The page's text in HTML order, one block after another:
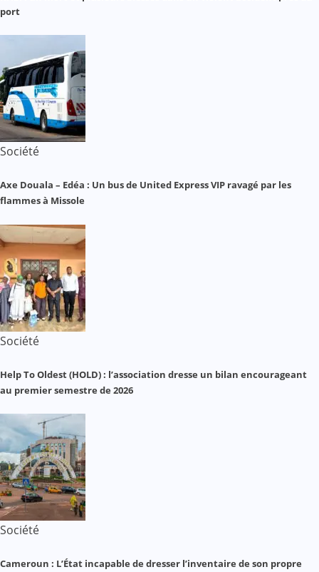
port
Société
Axe Douala – Edéa : Un bus de United Express VIP ravagé par les
flammes à Missole
Société
Help To Oldest (HOLD) : l’association dresse un bilan encourageant
au premier semestre de 2026
Société
Cameroun : L’État incapable de dresser l’inventaire de son propre